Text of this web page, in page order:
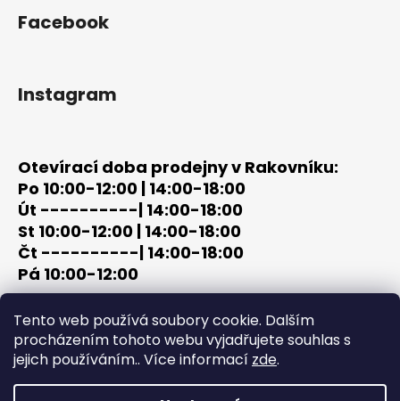
Tento web používá soubory cookie. Dalším
procházením tohoto webu vyjadřujete souhlas s
jejich používáním.. Více informací zde.
Facebook
Instagram
Otevírací doba prodejny v Rakovníku:
Po 10:00-12:00 | 14:00-18:00
Út ----------| 14:00-18:00
St 10:00-12:00 | 14:00-18:00
Čt ----------| 14:00-18:00
Pá 10:00-12:00
tel: +420 603 320 859
email: terc-zbrane@seznam.cz